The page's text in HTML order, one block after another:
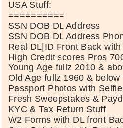
USA Stuff:
==========
SSN DOB DL Address
SSN DOB DL Address
Real DL|ID Front Back
High Credit scores Pros
Young Age fullz 2010 &
Old Age fullz 1960 & below
Passport Photos with Selfie
Fresh Sweepstakes &
KYC & Tax Return Stuff
W2 Forms with DL front